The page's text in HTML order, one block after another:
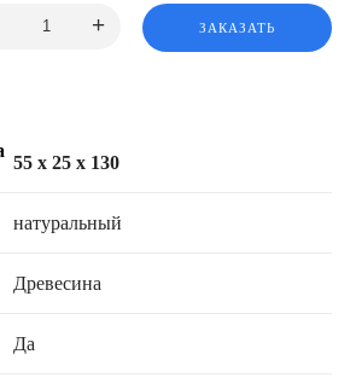
ЗАКАЗАТЬ
55 x 25 x 130
натуральный
Древесина
Да